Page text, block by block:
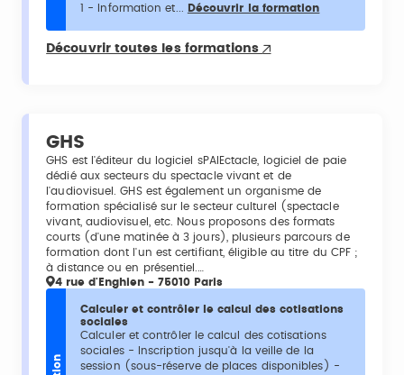
1 - Information et...
Découvrir la formation
Découvrir toutes les formations
GHS
GHS est l'éditeur du logiciel sPAIEctacle, logiciel de paie
dédié aux secteurs du spectacle vivant et de
l'audiovisuel. GHS est également un organisme de
formation spécialisé sur le secteur culturel (spectacle
vivant, audiovisuel, etc. Nous proposons des formats
courts (d'une matinée à 3 jours), plusieurs parcours de
formation dont l'un est certifiant, éligible au titre du CPF ;
à distance ou en présentiel.…
4 rue d'Enghien - 75010 Paris
Calculer et contrôler le calcul des cotisations
sociales
Calculer et contrôler le calcul des cotisations
sociales - Inscription jusqu'à la veille de la
session (sous-réserve de places disponibles) -